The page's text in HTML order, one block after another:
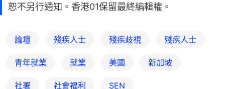
恕不另行通知。香港01保留最終編輯權。
論壇 殘疾人士 殘疾歧視 殘疾人士
青年就業 就業 美國 新加坡
社署 社會福利 SEN